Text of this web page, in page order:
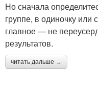
Но сначала
группе, в одиночку
главное — не
результатов.
читать дальше →